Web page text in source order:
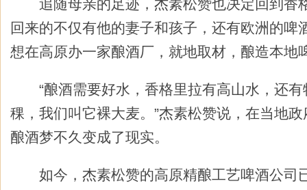
追随母亲的足迹，杰素松赞也决定回到香
回来的不仅有他的妻子和孩子，还有欧洲的啤
想在高原办一家酿酒厂，就地取材，酿造本地
“酿酒需要好水，香格里拉有高山水，还
稞，我们叫它裸大麦。”杰素松赞说，在当地
酿酒梦不久变成了现实。
如今，杰素松赞的高原精酿工艺啤酒公司